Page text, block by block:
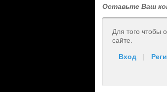
Оставьте Ваш
Для того чтобы
сайте.
Вход |